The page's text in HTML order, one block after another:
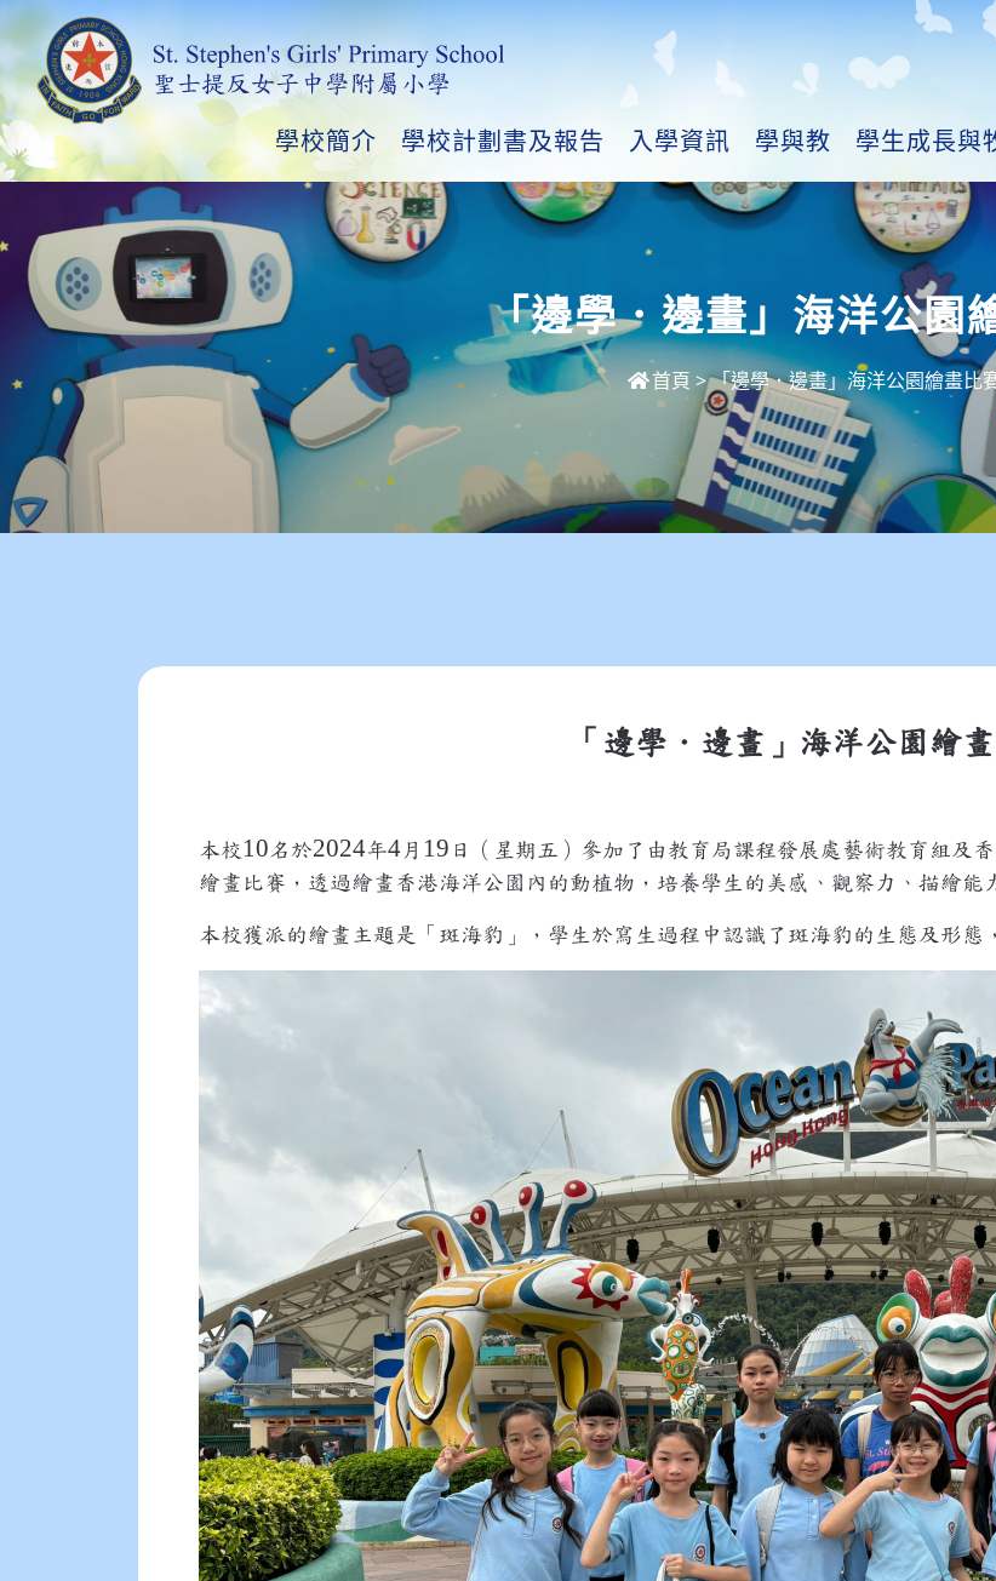
學校簡介 學校計劃書及報告 入學資訊 學與教 學生成長與
「邊學．邊畫」海洋公園
首頁 >「邊學．邊畫」海洋公園繪畫比
「邊學．邊畫」海洋公園繪
本校 10名於2024年4 月 19 日（星期五）參加了由教育局課程發展處藝術教育組及
繪畫比賽，透過繪畫香港海洋公園內的動植物，培養學生的美感、觀察力、描繪能
本校獲派的繪畫主題是「斑海豹」，學生於寫生過程中認識了斑海豹的生態及形態